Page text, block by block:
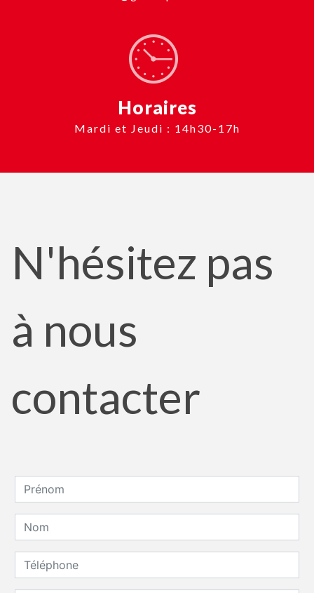
Horaires
Mardi et Jeudi : 14h30-17h
N'hésitez pas
à nous
contacter